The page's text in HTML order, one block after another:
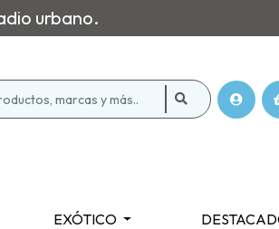
urbano.
EXÓTICO